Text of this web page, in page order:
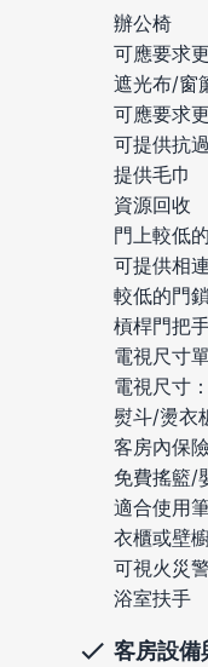
辦公椅
可應要求
遮光布/窗
可應要求
可提供抗
提供毛巾
資源回收
門上較低
可提供相
較低的門鎖
槓桿門把
電視尺寸
電視尺寸
熨斗/燙衣
客房內保
免費搖籃/
適合使用
衣櫃或壁
可視火災
浴室扶手
客房設備